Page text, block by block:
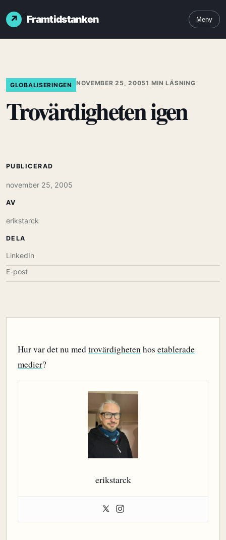
Framtidstanken Meny
GLOBALISERINGEN NOVEMBER 25, 20051 MIN LÄSNING
Trovärdigheten igen
Hur var det nu medtrovärdigheten hos etablerade
medier?
erikstarck
PUBLICERAD
november 25, 2005
AV
erikstarck
DELA
LinkedIn
E-post